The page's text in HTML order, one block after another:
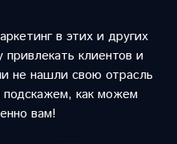
в этих и других
клиентов и
не нашли свою отрасль
подскажем, как можем
вам!